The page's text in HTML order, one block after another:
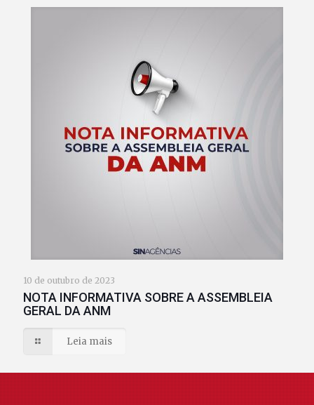
10 de outubro de 2023
NOTA INFORMATIVA SOBRE A ASSEMBLEIA
GERAL DA ANM
Leia mais